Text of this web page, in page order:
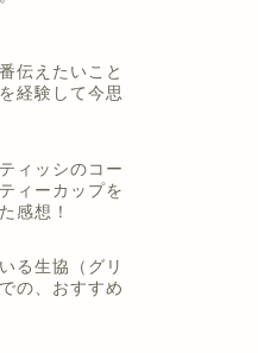
伝えたいこと
経験して今思
ィッシのコー
ィーカップを
感想！
る生協（グリ
の、おすすめ